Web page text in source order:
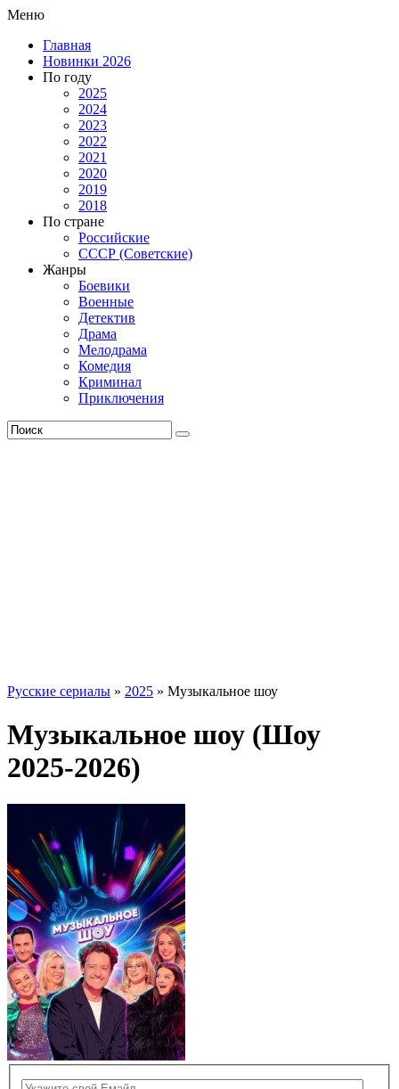
Меню
Главная
Новинки 2026
По году
2025
2024
2023
2022
2021
2020
2019
2018
По стране
Российские
СССР (Советские)
Жанры
Боевики
Военные
Детектив
Драма
Мелодрама
Комедия
Криминал
Приключения
Русские сериалы » 2025 » Музыкальное шоу
Музыкальное шоу (Шоу
2025-2026)